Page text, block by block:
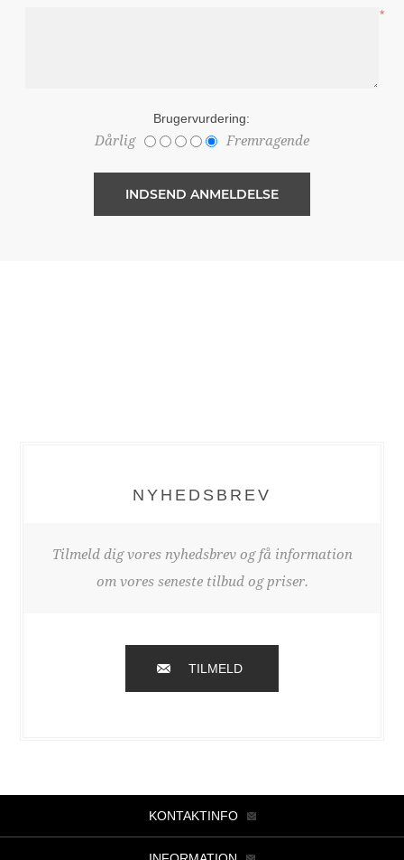
*
Brugervurdering:
Dårlig Fremragende
NYHEDSBREV
Tilmeld dig vores nyhedsbrev og få information
om vores seneste tilbud og priser.
TILMELD
KONTAKTINFO